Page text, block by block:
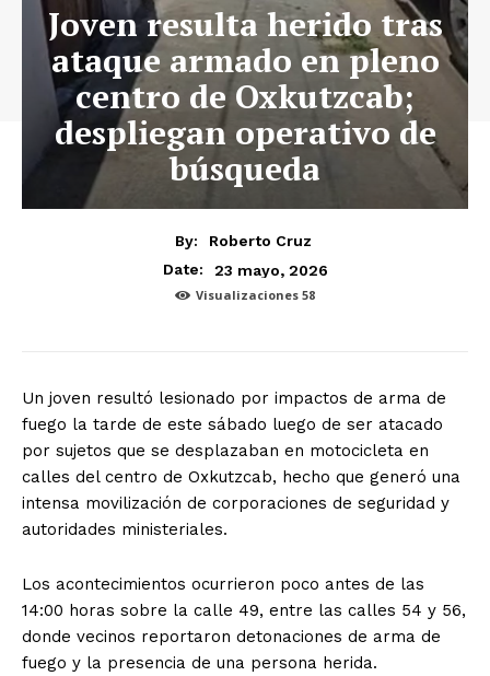
Joven resulta herido tras
ataque armado en pleno
centro de Oxkutzcab;
despliegan operativo de
búsqueda
By:
Roberto Cruz
Date:
23 mayo, 2026
Visualizaciones 58
Un joven resultó lesionado por impactos de arma de
fuego la tarde de este sábado luego de ser atacado
por sujetos que se desplazaban en motocicleta en
calles del centro de Oxkutzcab, hecho que generó una
intensa movilización de corporaciones de seguridad y
autoridades ministeriales.
Los acontecimientos ocurrieron poco antes de las
14:00 horas sobre la calle 49, entre las calles 54 y 56,
donde vecinos reportaron detonaciones de arma de
fuego y la presencia de una persona herida.